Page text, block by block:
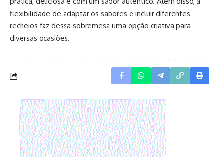
flexibilidade de adaptar os sabores e incluir diferentes
recheios faz dessa sobremesa uma opção criativa para
diversas ocasiões.